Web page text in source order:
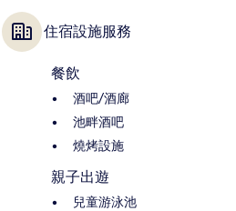
住宿設施服務
餐飲
酒吧/酒廊
池畔酒吧
燒烤設施
親子出遊
兒童游泳池